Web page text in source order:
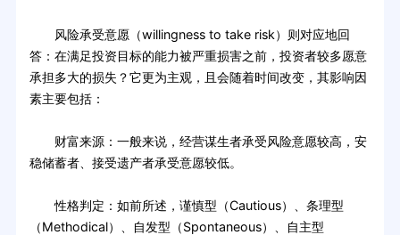
风险承受意愿（willingness to take risk）则对应地回
答：在满足投资目标的能力被严重损害之前，投资者较多愿意
承担多大的损失？它更为主观，且会随着时间改变，其影响因
素主要包括：
财富来源：一般来说，经营谋生者承受风险意愿较高，安
稳储蓄者、接受遗产者承受意愿较低。
性格判定：如前所述，谨慎型（Cautious）、条理型
（Methodical）、自发型（Spontaneous）、自主型